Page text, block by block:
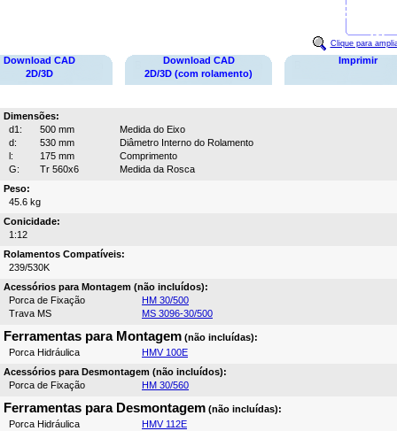
Clique para
Download CAD
2D/3D
Download CAD
2D/3D (com rolamento)
Imprimir
Dimensões:
d1:
500 mm
Medida do Eixo
d:
530 mm
Diâmetro Interno do Rolamento
l:
175 mm
Comprimento
G:
Tr 560x6
Medida da Rosca
Peso:
45.6 kg
Conicidade:
1:12
Rolamentos Compatíveis:
239/530K
Acessórios para Montagem (não incluídos):
Porca de Fixação
HM 30/500
Trava MS
MS 3096-30/500
Ferramentas para Montagem (não incluídas):
Porca Hidráulica
HMV 100E
Acessórios para Desmontagem (não incluídos):
Porca de Fixação
HM 30/560
Ferramentas para Desmontagem (não incluídas):
Porca Hidráulica
HMV 112E